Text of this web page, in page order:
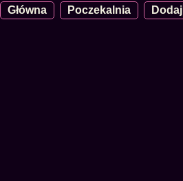
Główna Poczekalnia Dodaj